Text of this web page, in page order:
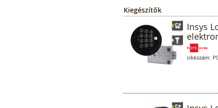
Kiegészítők
Insys
cikkszám: